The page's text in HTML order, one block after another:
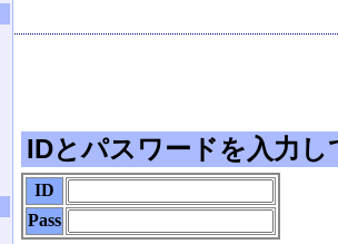
IDとパスワードを入力し
ID
Pass